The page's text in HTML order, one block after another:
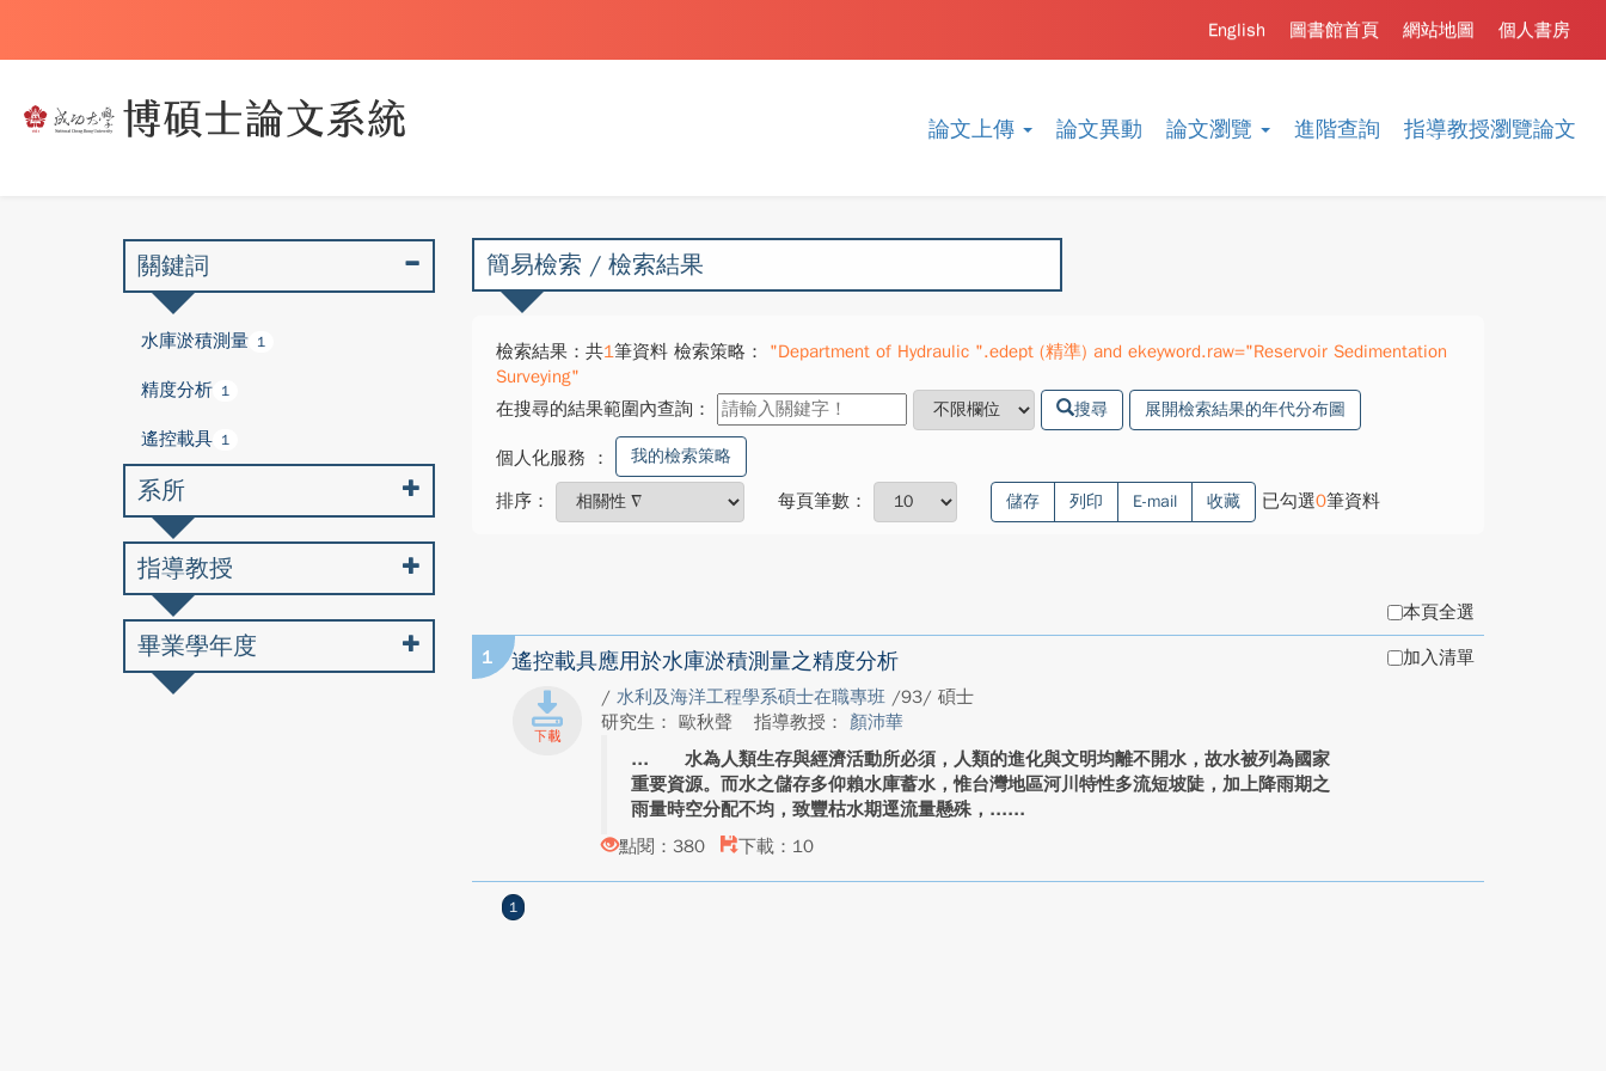
論文上傳 論文異動 論文瀏覽 進階查詢 指導教授瀏覽論文
個人書房
網站地圖
圖書館首頁
English
簡易檢索 / 檢索結果
檢索結果：共1筆資料 檢索策略：
"Department of Hydraulic ".edept (精準) and ekeyword.raw="Reservoir Sedimentation
Surveying"
在搜尋的結果範圍內查詢：
搜尋 展開檢索結果的年代分布圖
個人化服務 ： 我的檢索策略
排序： 每頁筆數： 儲存 列印 E-mail 收藏 已勾選0筆資料
本頁全選
1 遙控載具應用於水庫淤積測量之精度分析
/ 水利及海洋工程學系碩士在職專班 /93/ 碩士
研究生： 歐秋聲
指導教授： 顏沛華
水為人類生存與經濟活動所必須，人類的進化與文明均離不開水，故水被列為國家
重要資源。而水之儲存多仰賴水庫蓄水，惟台灣地區河川特性多流短坡陡，加上降雨期之
雨量時空分配不均，致豐枯水期逕流量懸殊，...
點閱：380
下載：10
加入清單
1
關鍵詞
水庫淤積測量 1
精度分析 1
遙控載具 1
系所
指導教授
畢業學年度